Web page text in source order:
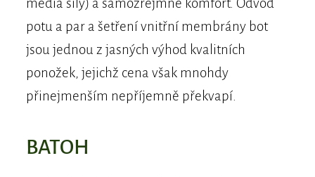
média síly) a samozřejmně komfort. Odvod
potu a par a šetření vnitřní membrány bot
jsou jednou z jasných výhod kvalitních
ponožek, jejichž cena však mnohdy
přinejmenším nepříjemně překvapí.
BATOH